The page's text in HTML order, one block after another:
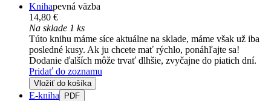
Knihapevná väzba
14,80 €
Na sklade 1 ks
Túto knihu máme síce aktuálne na sklade, máme však už iba
posledné kusy. Ak ju chcete mať rýchlo, ponáhľajte sa!
Dodanie ďalších môže trvať dlhšie, zvyčajne do piatich dní.
Pridať do zoznamu
Vložiť do košíka
E-kniha PDF